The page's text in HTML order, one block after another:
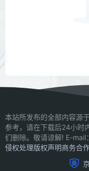
本站所发布的全部内容源
参考，请在下载后24小时
们删除。敬请谅解! E-
侵权处理版权声明商务合